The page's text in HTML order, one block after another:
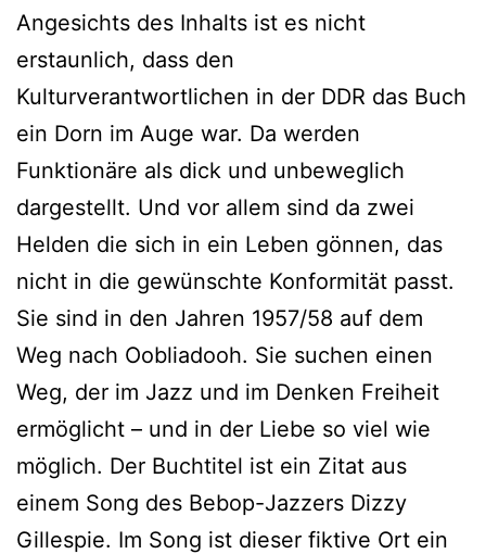
Angesichts des Inhalts ist es nicht
erstaunlich, dass den
Kulturverantwortlichen in der DDR das Buch
ein Dorn im Auge war. Da werden
Funktionäre als dick und unbeweglich
dargestellt. Und vor allem sind da zwei
Helden die sich in ein Leben gönnen, das
nicht in die gewünschte Konformität passt.
Sie sind in den Jahren 1957/58 auf dem
Weg nach Oobliadooh. Sie suchen einen
Weg, der im Jazz und im Denken Freiheit
ermöglicht – und in der Liebe so viel wie
möglich. Der Buchtitel ist ein Zitat aus
einem Song des Bebop-Jazzers Dizzy
Gillespie. Im Song ist dieser fiktive Ort ein